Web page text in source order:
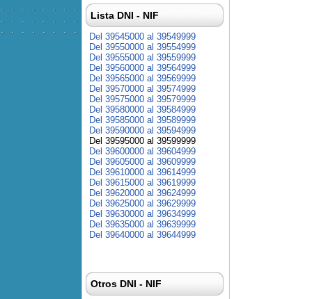
Lista DNI - NIF
Del 39545000 al 39549999
Del 39550000 al 39554999
Del 39555000 al 39559999
Del 39560000 al 39564999
Del 39565000 al 39569999
Del 39570000 al 39574999
Del 39575000 al 39579999
Del 39580000 al 39584999
Del 39585000 al 39589999
Del 39590000 al 39594999
Del 39595000 al 39599999
Del 39600000 al 39604999
Del 39605000 al 39609999
Del 39610000 al 39614999
Del 39615000 al 39619999
Del 39620000 al 39624999
Del 39625000 al 39629999
Del 39630000 al 39634999
Del 39635000 al 39639999
Del 39640000 al 39644999
Otros DNI - NIF